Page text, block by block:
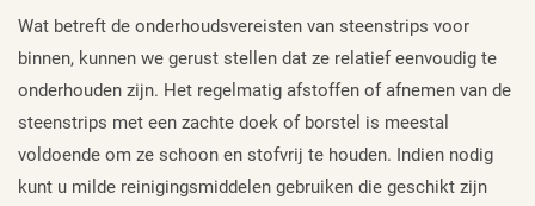
Wat betreft de onderhoudsvereisten van steenstrips voor
binnen, kunnen we gerust stellen dat ze relatief eenvoudig te
onderhouden zijn. Het regelmatig afstoffen of afnemen van de
steenstrips met een zachte doek of borstel is meestal
voldoende om ze schoon en stofvrij te houden. Indien nodig
kunt u milde reinigingsmiddelen gebruiken die geschikt zijn